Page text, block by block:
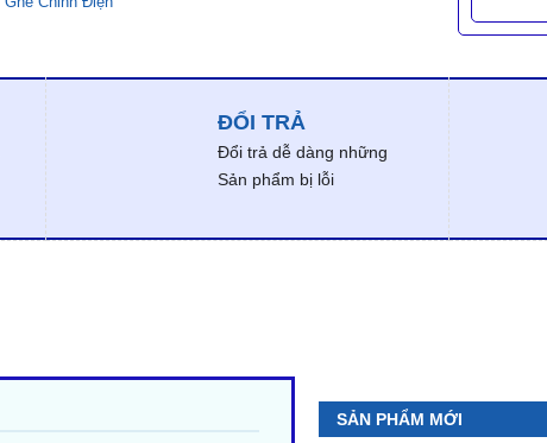
ĐỔI TRẢ
Đổi trả dễ dàng những
Sản phẩm bị lỗi
SẢN PHẨM MỚI